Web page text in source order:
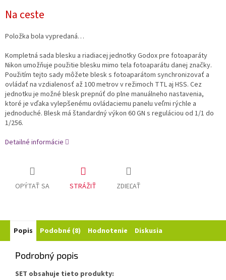
cena:
Na ceste
Položka bola vypredaná…
Kompletná sada blesku a riadiacej jednotky Godox pre fotoaparáty
Nikon umožňuje použitie blesku mimo tela fotoaparátu danej značky.
Použitím tejto sady môžete blesk s fotoaparátom synchronizovať a
ovládať na vzdialenosť až 100 metrov v režimoch TTL aj HSS. Cez
jednotku je možné blesk prepnúť do plne manuálneho nastavenia,
ktoré je vďaka vylepšenému ovládaciemu panelu veľmi rýchle a
jednoduché. Blesk má štandardný výkon 60 GN s reguláciou od 1/1 do
1/256.
Detailné informácie
OPÝTAŤ SA STRÁŽIŤ ZDIEĽAŤ
Popis Podobné (8) Hodnotenie Diskusia
Podrobný popis
SET obsahuje tieto produkty: